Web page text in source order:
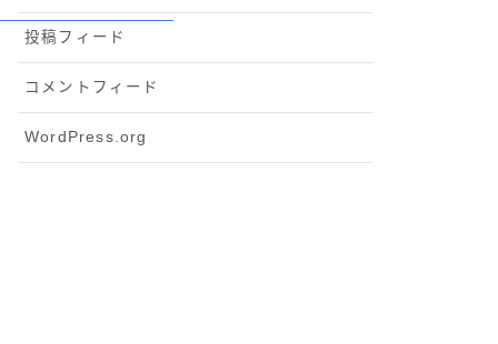
投稿フィード
コメントフィード
WordPress.org